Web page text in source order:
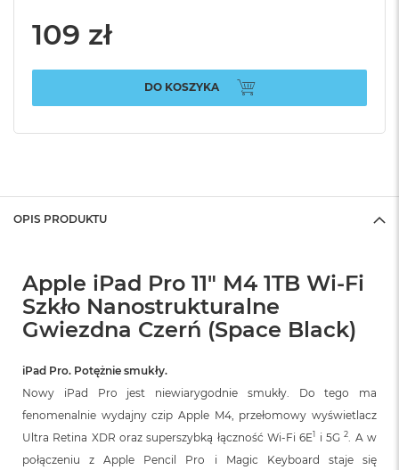
109 zł
DO KOSZYKA
OPIS PRODUKTU
Apple iPad Pro 11" M4 1TB Wi-Fi
Szkło Nanostrukturalne
Gwiezdna Czerń (Space Black)
iPad Pro. Potężnie smukły.
Nowy iPad Pro jest niewiarygodnie smukły. Do tego ma
fenomenalnie wydajny czip Apple M4, przełomowy wyświetlacz
Ultra Retina XDR oraz superszybką łączność Wi‑Fi 6E1 i 5G2
. A w
połączeniu z Apple Pencil Pro i Magic Keyboard staje się